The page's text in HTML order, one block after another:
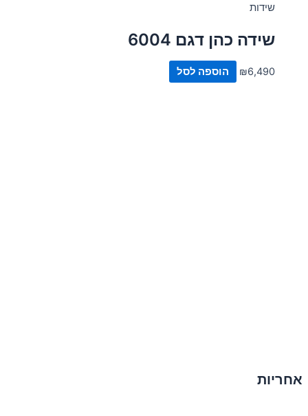
שידות
שידה כהן דגם 6004
₪6,490 הוספה לסל
אחריות